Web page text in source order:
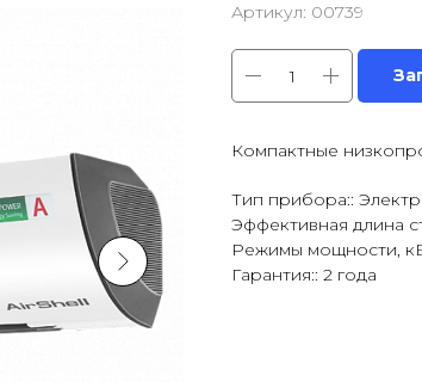
Артикул: 00739
Компактные
Тип прибора::
Эффективная длина
Режимы мощности,
Гарантия:: 2 года